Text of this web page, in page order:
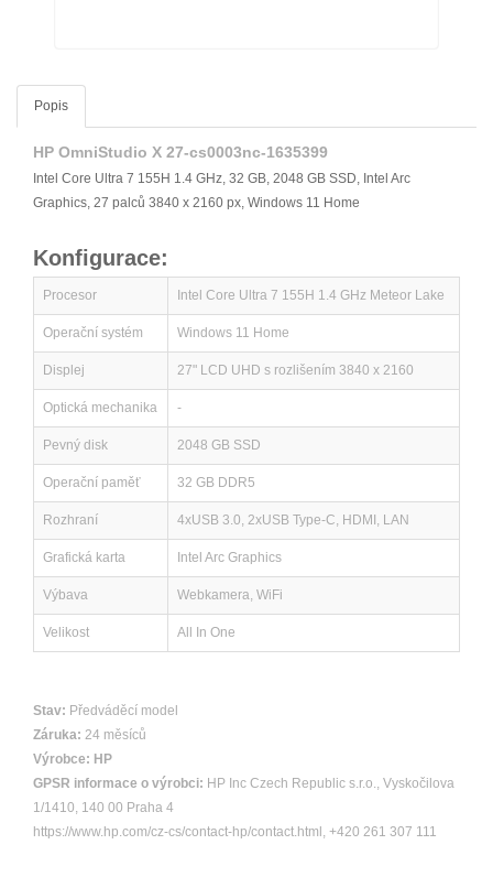
Popis
HP OmniStudio X 27-cs0003nc-1635399
Intel Core Ultra 7 155H 1.4 GHz, 32 GB, 2048 GB SSD, Intel Arc
Graphics, 27 palců 3840 x 2160 px, Windows 11 Home
Konfigurace:
Procesor Intel Core Ultra 7 155H 1.4 GHz Meteor Lake
Operační systém Windows 11 Home
Displej 27" LCD UHD s rozlišením 3840 x 2160
Optická mechanika -
Pevný disk 2048 GB SSD
Operační paměť 32 GB DDR5
Rozhraní 4xUSB 3.0, 2xUSB Type-C, HDMI, LAN
Grafická karta Intel Arc Graphics
Výbava Webkamera, WiFi
Velikost All In One
Stav: Předváděcí model
Záruka: 24 měsíců
Výrobce: HP
GPSR informace o výrobci: HP Inc Czech Republic s.r.o., Vyskočilova
1/1410, 140 00 Praha 4
https://www.hp.com/cz-cs/contact-hp/contact.html, +420 261 307 111